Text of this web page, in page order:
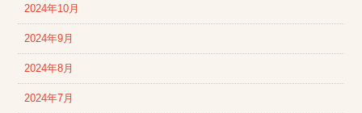
2024年10月
2024年9月
2024年8月
2024年7月